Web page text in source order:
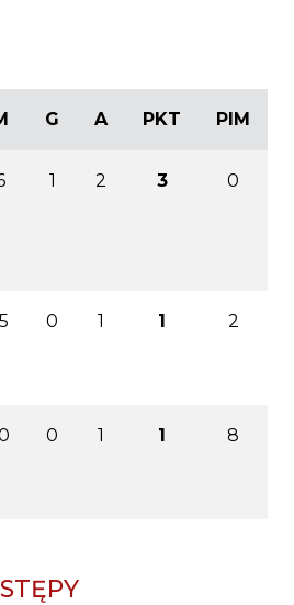
G A PKT PIM
1 2 3 0
0 1 1 2
0 1 1 8